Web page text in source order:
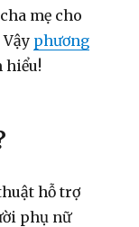
mẹ cho
phương
hiểu!
hỗ trợ
phụ nữ